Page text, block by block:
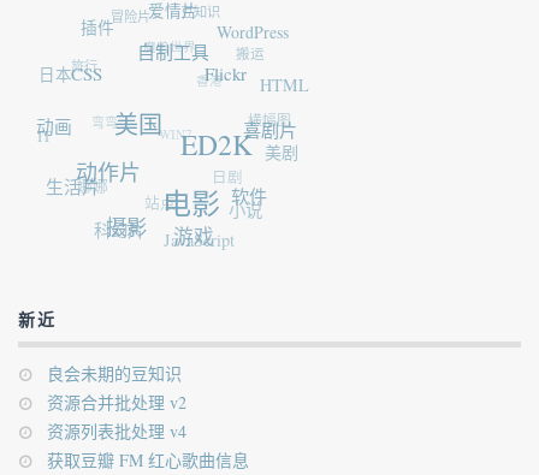
电影
ED2K
美国
动作片
摄影 游戏
软件
喜剧片
Flickr
自制工具
CSS
动画
生活片
科幻片
JavaScript
小说
美剧
HTML
WordPress
爱情片
插件
日本
IT
娜娜
站点
日剧
横幅图
搬运
豆知识
冒险片
旅行
弯弯
WIN7
香港
魔兽世界
新近
良会未期的豆知识
资源合并批处理 v2
资源列表批处理 v4
获取豆瓣 FM 红心歌曲信息